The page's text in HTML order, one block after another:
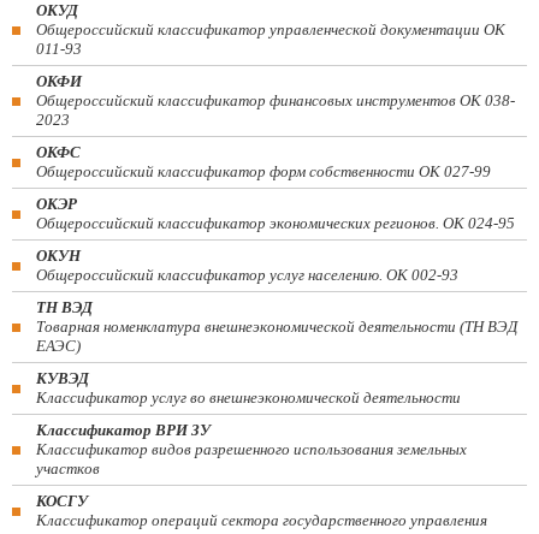
ОКУД
Общероссийский классификатор управленческой документации ОК
011-93
ОКФИ
Общероссийский классификатор финансовых инструментов OK 038-
2023
ОКФС
Общероссийский классификатор форм собственности ОК 027-99
ОКЭР
Общероссийский классификатор экономических регионов. ОК 024-95
ОКУН
Общероссийский классификатор услуг населению. ОК 002-93
ТН ВЭД
Товарная номенклатура внешнеэкономической деятельности (ТН ВЭД
ЕАЭС)
КУВЭД
Классификатор услуг во внешнеэкономической деятельности
Классификатор ВРИ ЗУ
Классификатор видов разрешенного использования земельных
участков
КОСГУ
Классификатор операций сектора государственного управления